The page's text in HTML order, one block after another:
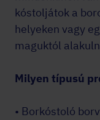
kóstoljátok a
helyeken vagy
maguktól
Milyen típusú
• Borkóstoló